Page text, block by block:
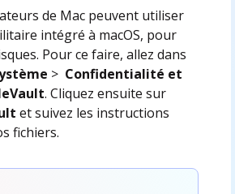
de Mac peuvent utiliser
intégré à macOS, pour
Pour ce faire, allez dans
> Confidentialité et
. Cliquez ensuite sur
et suivez les instructions
fichiers.